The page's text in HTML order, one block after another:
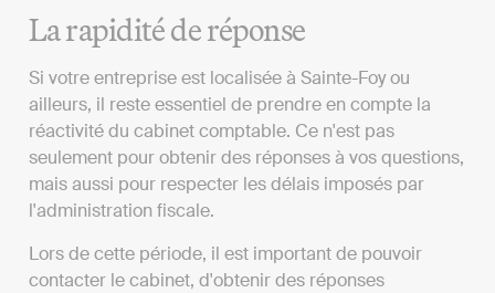
La rapidité de réponse
Si votre entreprise est localisée à Sainte-Foy ou
ailleurs, il reste essentiel de prendre en compte la
réactivité du cabinet comptable. Ce n'est pas
seulement pour obtenir des réponses à vos questions,
mais aussi pour respecter les délais imposés par
l'administration fiscale.
Lors de cette période, il est important de pouvoir
contacter le cabinet, d'obtenir des réponses